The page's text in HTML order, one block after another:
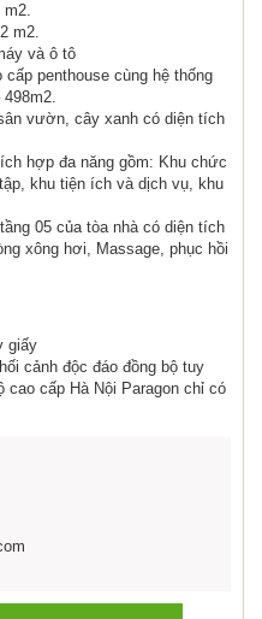
m2.
m2.
và ô tô
penthouse cùng hệ thống
vườn, cây xanh có diện tích
hợp đa năng gồm: Khu chức
khu tiện ích và dịch vụ, khu
05 của tòa nhà có diện tích
xông hơi, Massage, phục hồi
giấy
cảnh độc đáo đồng bộ tuy
cao cấp Hà Nội Paragon chỉ có